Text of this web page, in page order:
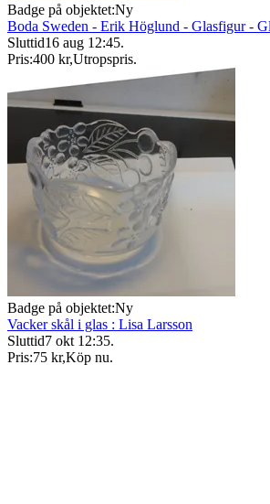
Badge på objektet:Ny
Boda Sweden - Erik Höglund - Glasfigur -
Sluttid16 aug 12:45.
Pris:400 kr,Utropspris.
Badge på objektet:Ny
Vacker skål i glas : Lisa Larsson
Sluttid7 okt 12:35.
Pris:75 kr,Köp nu.